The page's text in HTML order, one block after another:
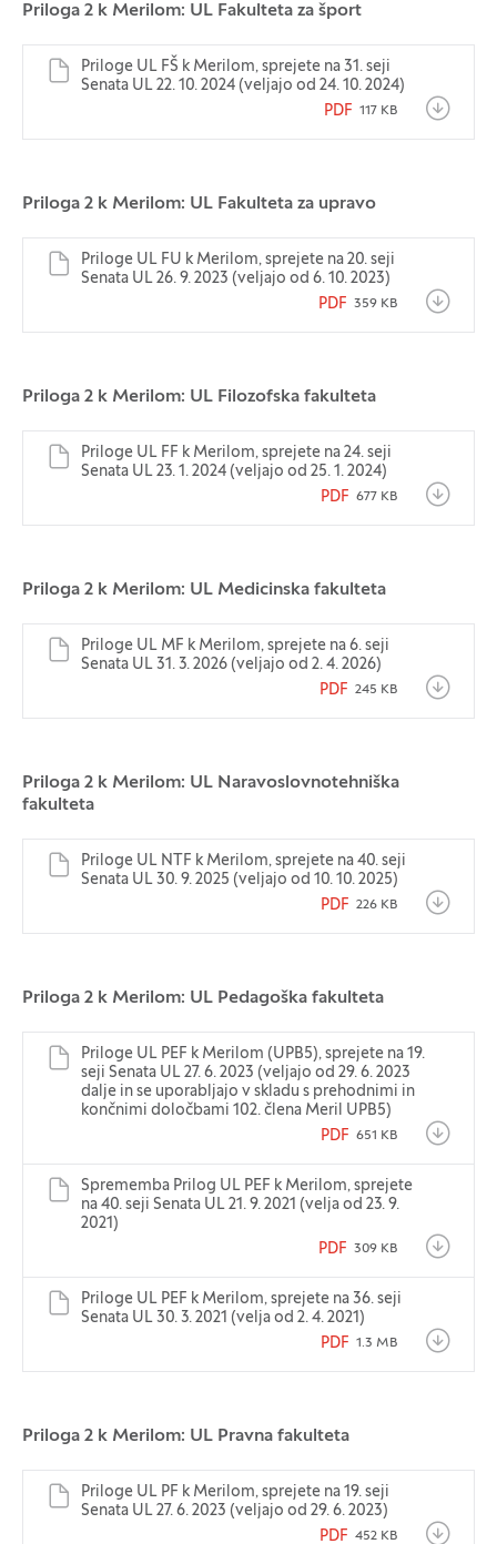
Priloga 2 k Merilom: UL Fakulteta za šport
Priloge UL FŠ k Merilom, sprejete na 31. seji
Senata UL 22. 10. 2024 (veljajo od 24. 10. 2024)
PDF 117 KB
Priloga 2 k Merilom: UL Fakulteta za upravo
Priloge UL FU k Merilom, sprejete na 20. seji
Senata UL 26. 9. 2023 (veljajo od 6. 10. 2023)
PDF 359 KB
Priloga 2 k Merilom: UL Filozofska fakulteta
Priloge UL FF k Merilom, sprejete na 24. seji
Senata UL 23. 1. 2024 (veljajo od 25. 1. 2024)
PDF 677 KB
Priloga 2 k Merilom: UL Medicinska fakulteta
Priloge UL MF k Merilom, sprejete na 6. seji
Senata UL 31. 3. 2026 (veljajo od 2. 4. 2026)
PDF 245 KB
Priloga 2 k Merilom: UL Naravoslovnotehniška
fakulteta
Priloge UL NTF k Merilom, sprejete na 40. seji
Senata UL 30. 9. 2025 (veljajo od 10. 10. 2025)
PDF 226 KB
Priloga 2 k Merilom: UL Pedagoška fakulteta
Priloge UL PEF k Merilom (UPB5), sprejete na 19.
seji Senata UL 27. 6. 2023 (veljajo od 29. 6. 2023
dalje in se uporabljajo v skladu s prehodnimi in
končnimi določbami 102. člena Meril UPB5)
PDF 651 KB
Sprememba Prilog UL PEF k Merilom, sprejete
na 40. seji Senata UL 21. 9. 2021 (velja od 23. 9.
2021)
PDF 309 KB
Priloge UL PEF k Merilom, sprejete na 36. seji
Senata UL 30. 3. 2021 (velja od 2. 4. 2021)
PDF 1.3 MB
Priloga 2 k Merilom: UL Pravna fakulteta
Priloge UL PF k Merilom, sprejete na 19. seji
Senata UL 27. 6. 2023 (veljajo od 29. 6. 2023)
PDF 452 KB